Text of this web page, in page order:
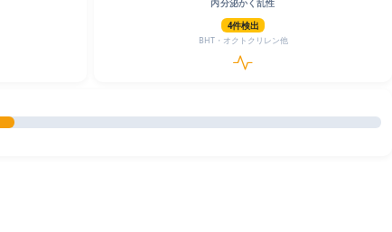
内分泌かく乱性
4件検出
BHT・オクトクリレン他